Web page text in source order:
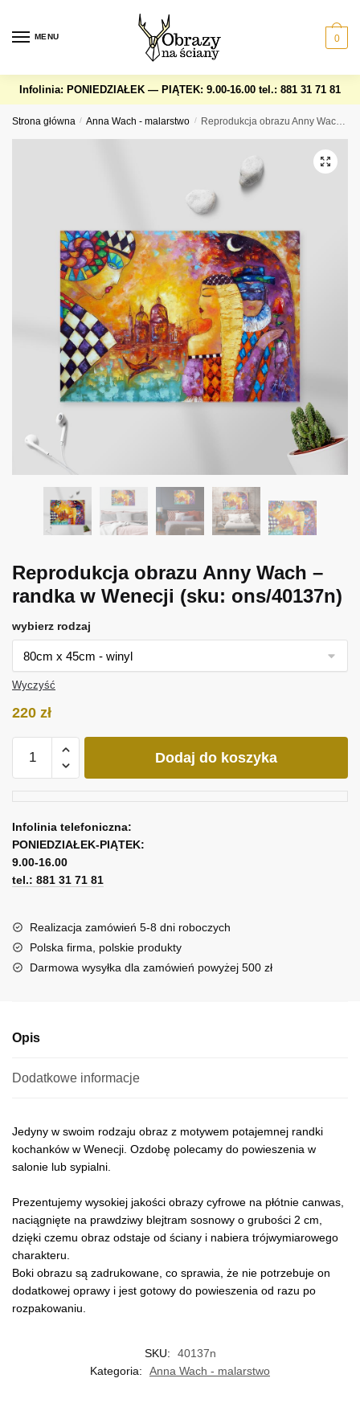
navigation
content
MENU 0
Infolinia: PONIEDZIAŁEK — PIĄTEK: 9.00-16.00 tel.: 881 31 71 81
Strona główna / Anna Wach - malarstwo / Reprodukcja obrazu Anny Wach – randka w Wenecji
Reprodukcja obrazu Anny Wach –
randka w Wenecji (sku: ons/40137n)
wybierz rodzaj
Wyczyść
220 zł
Reprodukcja
Wach
-
randka
w
Dodaj do koszyka
Infolinia telefoniczna:
PONIEDZIAŁEK-PIĄTEK:
9.00-16.00
tel.: 881 31 71 81
Realizacja zamówień 5-8 dni roboczych
Polska firma, polskie produkty
Darmowa wysyłka dla zamówień powyżej 500 zł
Opis
Dodatkowe informacje
Jedyny w swoim rodzaju obraz z motywem potajemnej randki
kochanków w Wenecji. Ozdobę polecamy do powieszenia w
salonie lub sypialni.
Prezentujemy wysokiej jakości obrazy cyfrowe na płótnie canwas,
naciągnięte na prawdziwy blejtram sosnowy o grubości 2 cm,
dzięki czemu obraz odstaje od ściany i nabiera trójwymiarowego
charakteru.
Boki obrazu są zadrukowane, co sprawia, że nie potrzebuje on
dodatkowej oprawy i jest gotowy do powieszenia od razu po
rozpakowaniu.
SKU:
40137n
Kategoria:
Anna Wach - malarstwo